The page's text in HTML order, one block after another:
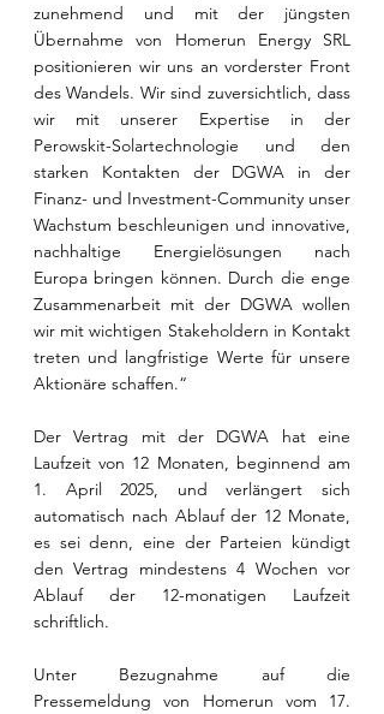
zunehmend und mit der jüngsten
Übernahme von Homerun Energy SRL
positionieren wir uns an vorderster Front
des Wandels. Wir sind zuversichtlich, dass
wir mit unserer Expertise in der
Perowskit-Solartechnologie und den
starken Kontakten der DGWA in der
Finanz- und Investment-Community unser
Wachstum beschleunigen und innovative,
nachhaltige Energielösungen nach
Europa bringen können. Durch die enge
Zusammenarbeit mit der DGWA wollen
wir mit wichtigen Stakeholdern in Kontakt
treten und langfristige Werte für unsere
Aktionäre schaffen.“
Der Vertrag mit der DGWA hat eine
Laufzeit von 12 Monaten, beginnend am
1. April 2025, und verlängert sich
automatisch nach Ablauf der 12 Monate,
es sei denn, eine der Parteien kündigt
den Vertrag mindestens 4 Wochen vor
Ablauf der 12-monatigen Laufzeit
schriftlich.
Unter Bezugnahme auf die
Pressemeldung von Homerun vom 17.